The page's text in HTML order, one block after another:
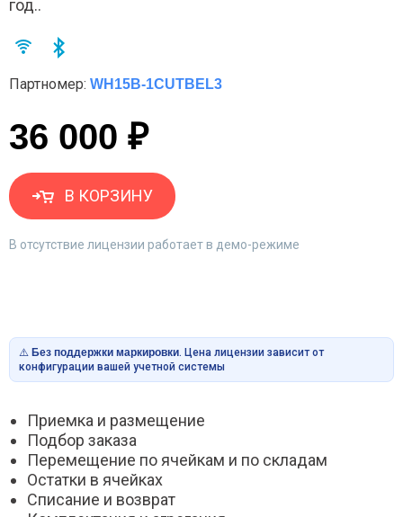
год..
Партномер: WH15B-1CUTBEL3
36 000 ₽
В КОРЗИНУ
В отсутствие лицензии работает в демо-режиме
⚠️ Без поддержки маркировки. Цена лицензии зависит от
конфигурации вашей учетной системы
Приемка и размещение
Подбор заказа
Перемещение по ячейкам и по складам
Остатки в ячейках
Списание и возврат